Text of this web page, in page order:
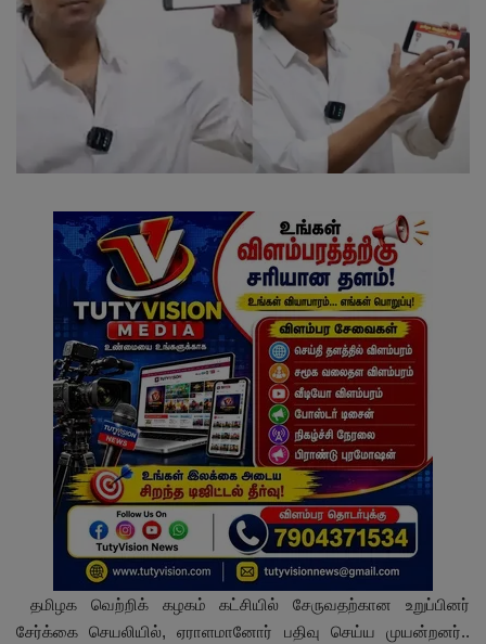
வேலைவாய்ப்பு
சட்டமன்ற தேர்தல் 2026
தொழில்நுட்பம்
மக்கள் புகார்கள்
சிறப்பு செய்திகள்
தமிழக வெற்றிக் கழகம் கட்சியில் சேருவதற்கான உறுப்பினர்
சேர்க்கை செயலியில், ஏராளமானோர் பதிவு செய்ய முயன்றனர்..